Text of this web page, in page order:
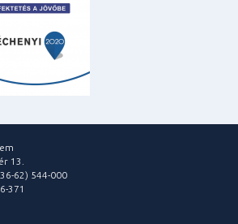
13.
62) 544-000
371